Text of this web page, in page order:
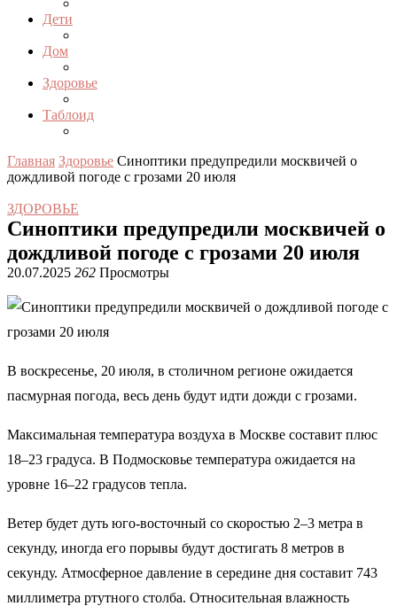
Дети
Дом
Здоровье
Таблоид
Главная Здоровье Синоптики предупредили москвичей о
дождливой погоде с грозами 20 июля
ЗДОРОВЬЕ
Синоптики предупредили москвичей о
дождливой погоде с грозами 20 июля
20.07.2025 262 Просмотры
В воскресенье, 20 июля, в столичном регионе ожидается
пасмурная погода, весь день будут идти дожди с грозами.
Максимальная температура воздуха в Москве составит плюс
18–23 градуса. В Подмосковье температура ожидается на
уровне 16–22 градусов тепла.
Ветер будет дуть юго-восточный со скоростью 2–3 метра в
секунду, иногда его порывы будут достигать 8 метров в
секунду. Атмосферное давление в середине дня составит 743
миллиметра ртутного столба. Относительная влажность